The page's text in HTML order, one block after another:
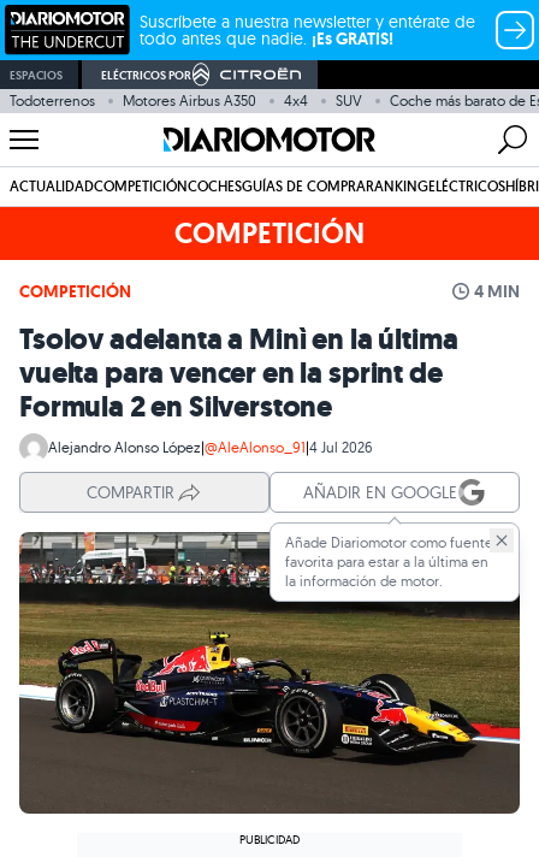
Suscríbete a nuestra newsletter y entérate de
todo antes que nadie. ¡Es GRATIS!
ESPACIOS ELÉCTRICOS POR
Todoterrenos Motores Airbus A350 4x4 SUV Coche más barato de
ACTUALIDADCOMPETICIÓNCOCHESGUÍAS DE COMPRARANKINGELÉCTRICOS
COMPETICIÓN
COMPETICIÓN 4 MIN
Tsolov adelanta a Minì en la última
vuelta para vencer en la sprint de
Formula 2 en Silverstone
Alejandro Alonso López|@AleAlonso_91|4 Jul 2026
COMPARTIR AÑADIR EN GOOGLE
Añade Diariomotor como fuente
favorita para estar a la última en
la información de motor.